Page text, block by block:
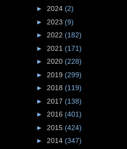
► 2024 (2)
► 2023 (9)
► 2022 (182)
► 2021 (171)
► 2020 (228)
► 2019 (299)
► 2018 (119)
► 2017 (138)
► 2016 (401)
► 2015 (424)
► 2014 (347)